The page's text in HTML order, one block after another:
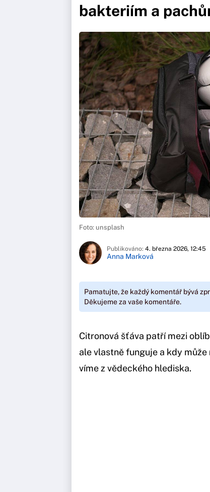
bakteriím a
Foto: unsplash
Publikováno: 4. března 2026, 12:45
Anna Marková
Pamatujte, že každý komentář bývá
Děkujeme za vaše komentáře.
Citronová šťáva patří mezi
ale vlastně funguje a kdy může
víme z vědeckého hlediska.